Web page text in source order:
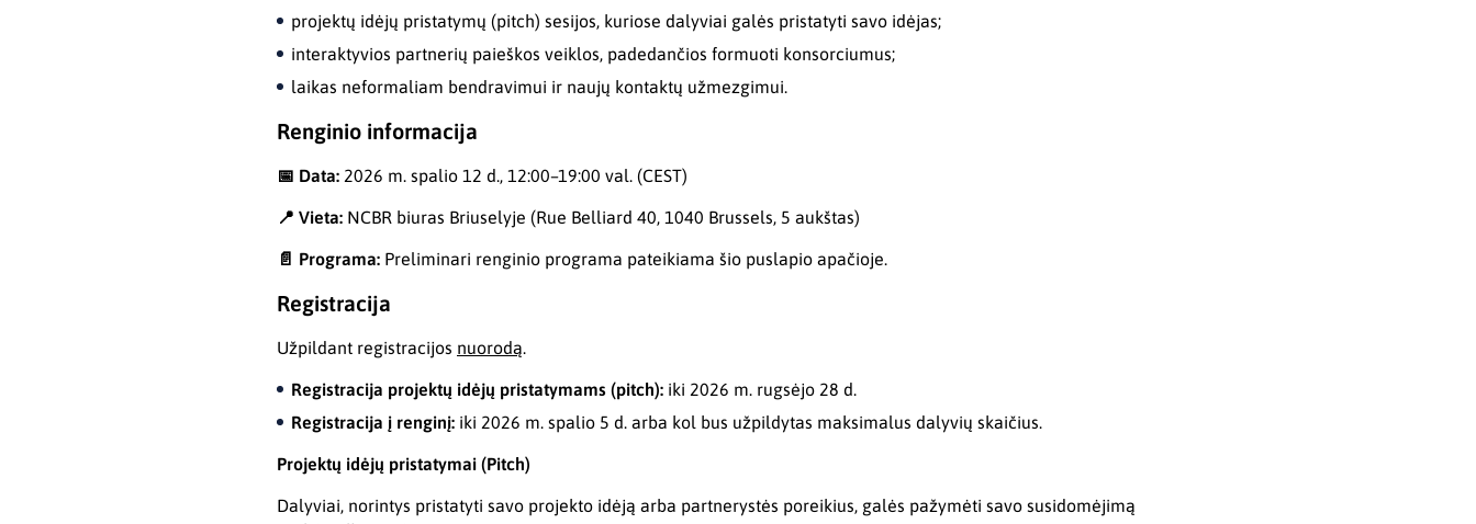
projektų idėjų pristatymų (pitch) sesijos, kuriose dalyviai galės pristatyti savo idėjas;
interaktyvios partnerių paieškos veiklos, padedančios formuoti konsorciumus;
laikas neformaliam bendravimui ir naujų kontaktų užmezgimui.
Renginio informacija
📅 Data: 2026 m. spalio 12 d., 12:00–19:00 val. (CEST)
📍 Vieta: NCBR biuras Briuselyje (Rue Belliard 40, 1040 Brussels, 5 aukštas)
📄 Programa: Preliminari renginio programa pateikiama šio puslapio apačioje.
Registracija
Užpildant registracijos nuorodą.
Registracija projektų idėjų pristatymams (pitch): iki 2026 m. rugsėjo 28 d.
Registracija į renginį: iki 2026 m. spalio 5 d. arba kol bus užpildytas maksimalus dalyvių skaičius.
Projektų idėjų pristatymai (Pitch)
Dalyviai, norintys pristatyti savo projekto idėją arba partnerystės poreikius, galės pažymėti savo susidomėjimą